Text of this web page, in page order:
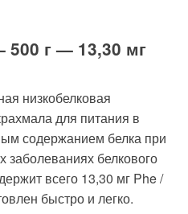
г — 13,30 мг
низкобелковая
для питания в
содержанием белка при
белкового
всего 13,30 мг Phe /
быстро и легко.